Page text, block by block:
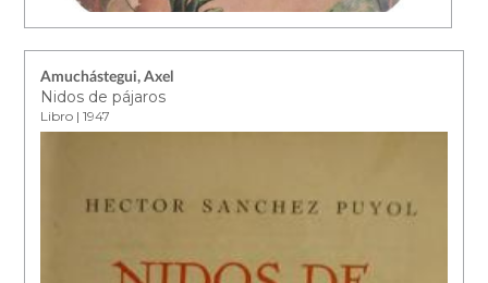
Amuchástegui, Axel
Nidos de pájaros
Libro | 1947